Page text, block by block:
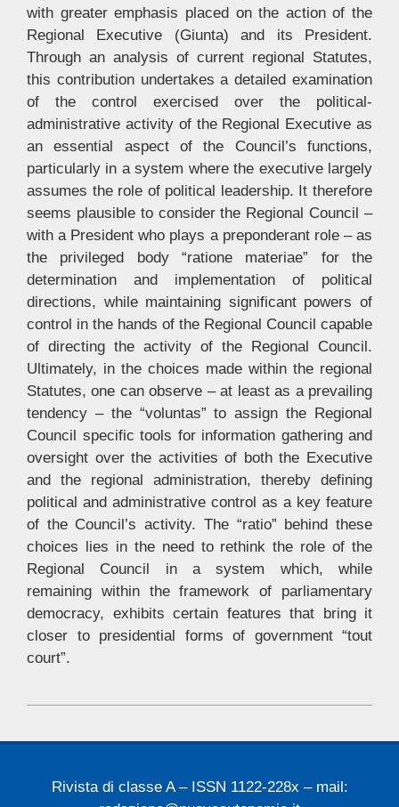
with greater emphasis placed on the action of the
Regional Executive (Giunta) and its President.
Through an analysis of current regional Statutes,
this contribution undertakes a detailed examination
of the control exercised over the political-
administrative activity of the Regional Executive as
an essential aspect of the Council’s functions,
particularly in a system where the executive largely
assumes the role of political leadership. It therefore
seems plausible to consider the Regional Council –
with a President who plays a preponderant role – as
the privileged body “ratione materiae” for the
determination and implementation of political
directions, while maintaining significant powers of
control in the hands of the Regional Council capable
of directing the activity of the Regional Council.
Ultimately, in the choices made within the regional
Statutes, one can observe – at least as a prevailing
tendency – the “voluntas” to assign the Regional
Council specific tools for information gathering and
oversight over the activities of both the Executive
and the regional administration, thereby defining
political and administrative control as a key feature
of the Council’s activity. The “ratio” behind these
choices lies in the need to rethink the role of the
Regional Council in a system which, while
remaining within the framework of parliamentary
democracy, exhibits certain features that bring it
closer to presidential forms of government “tout
court”.
06-
Rivista di classe A – ISSN 1122-228x – mail: